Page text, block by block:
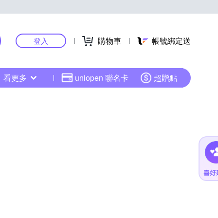
登入 購物車 帳號綁定送
看更多 uniopen 聯名卡 超贈點